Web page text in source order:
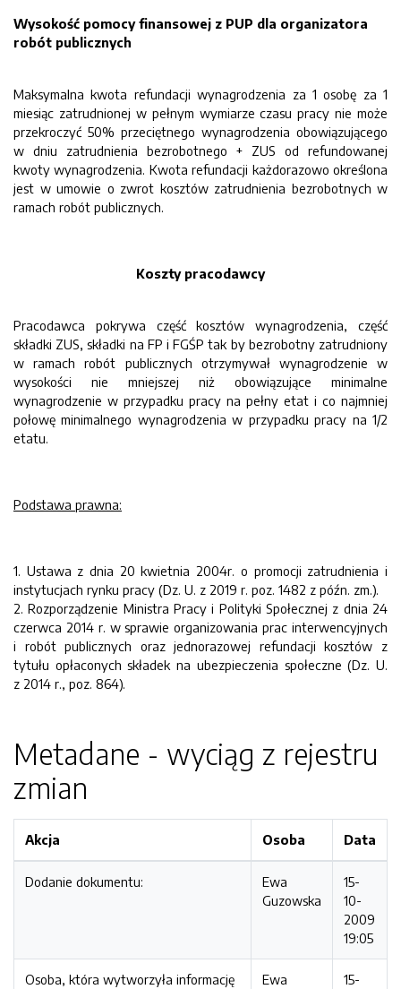
Wysokość pomocy finansowej z PUP dla organizatora
robót publicznych
Maksymalna kwota refundacji wynagrodzenia za 1 osobę za 1
miesiąc zatrudnionej w pełnym wymiarze czasu pracy nie może
przekroczyć 50% przeciętnego wynagrodzenia obowiązującego
w dniu zatrudnienia bezrobotnego + ZUS od refundowanej
kwoty wynagrodzenia. Kwota refundacji każdorazowo określona
jest w umowie o zwrot kosztów zatrudnienia bezrobotnych w
ramach robót publicznych.
Koszty pracodawcy
Pracodawca pokrywa część kosztów wynagrodzenia, część
składki ZUS, składki na FP i FGŚP tak by bezrobotny zatrudniony
w ramach robót publicznych otrzymywał wynagrodzenie w
wysokości nie mniejszej niż obowiązujące minimalne
wynagrodzenie w przypadku pracy na pełny etat i co najmniej
połowę minimalnego wynagrodzenia w przypadku pracy na 1/2
etatu.
Podstawa prawna:
1. Ustawa z dnia 20 kwietnia 2004r. o promocji zatrudnienia i
instytucjach rynku pracy (Dz. U. z 2019 r. poz. 1482 z późn. zm.).
2. Rozporządzenie Ministra Pracy i Polityki Społecznej z dnia 24
czerwca 2014 r. w sprawie organizowania prac interwencyjnych
i robót publicznych oraz jednorazowej refundacji kosztów z
tytułu opłaconych składek na ubezpieczenia społeczne (Dz. U.
z 2014 r., poz. 864).
Metadane - wyciąg z rejestru
zmian
Akcja Osoba Data
Dodanie dokumentu:
Ewa
Guzowska
15-
10-
2009
19:05
Osoba, która wytworzyła informację
Ewa
15-